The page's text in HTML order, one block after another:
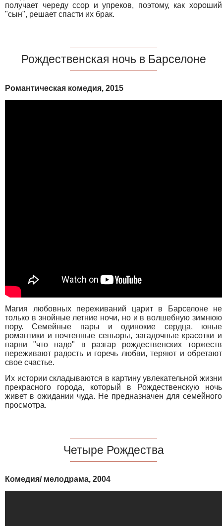
получает череду ссор и упреков, поэтому, как хороший
"сын", решает спасти их брак.
Рождественская ночь в Барселоне
Романтическая комедия, 2015
Магия любовных переживаний царит в Барселоне не
только в знойные летние ночи, но и в волшебную зимнюю
пору. Семейные пары и одинокие сердца, юные
романтики и почтенные сеньоры, загадочные красотки и
парни "что надо" в разгар рождественских торжеств
переживают радость и горечь любви, теряют и обретают
свое счастье.
Их истории складываются в картину увлекательной жизни
прекрасного города, который в Рождественскую ночь
живет в ожидании чуда. Не предназначен для семейного
просмотра.
Четыре Рождества
Комедия/ мелодрама, 2004